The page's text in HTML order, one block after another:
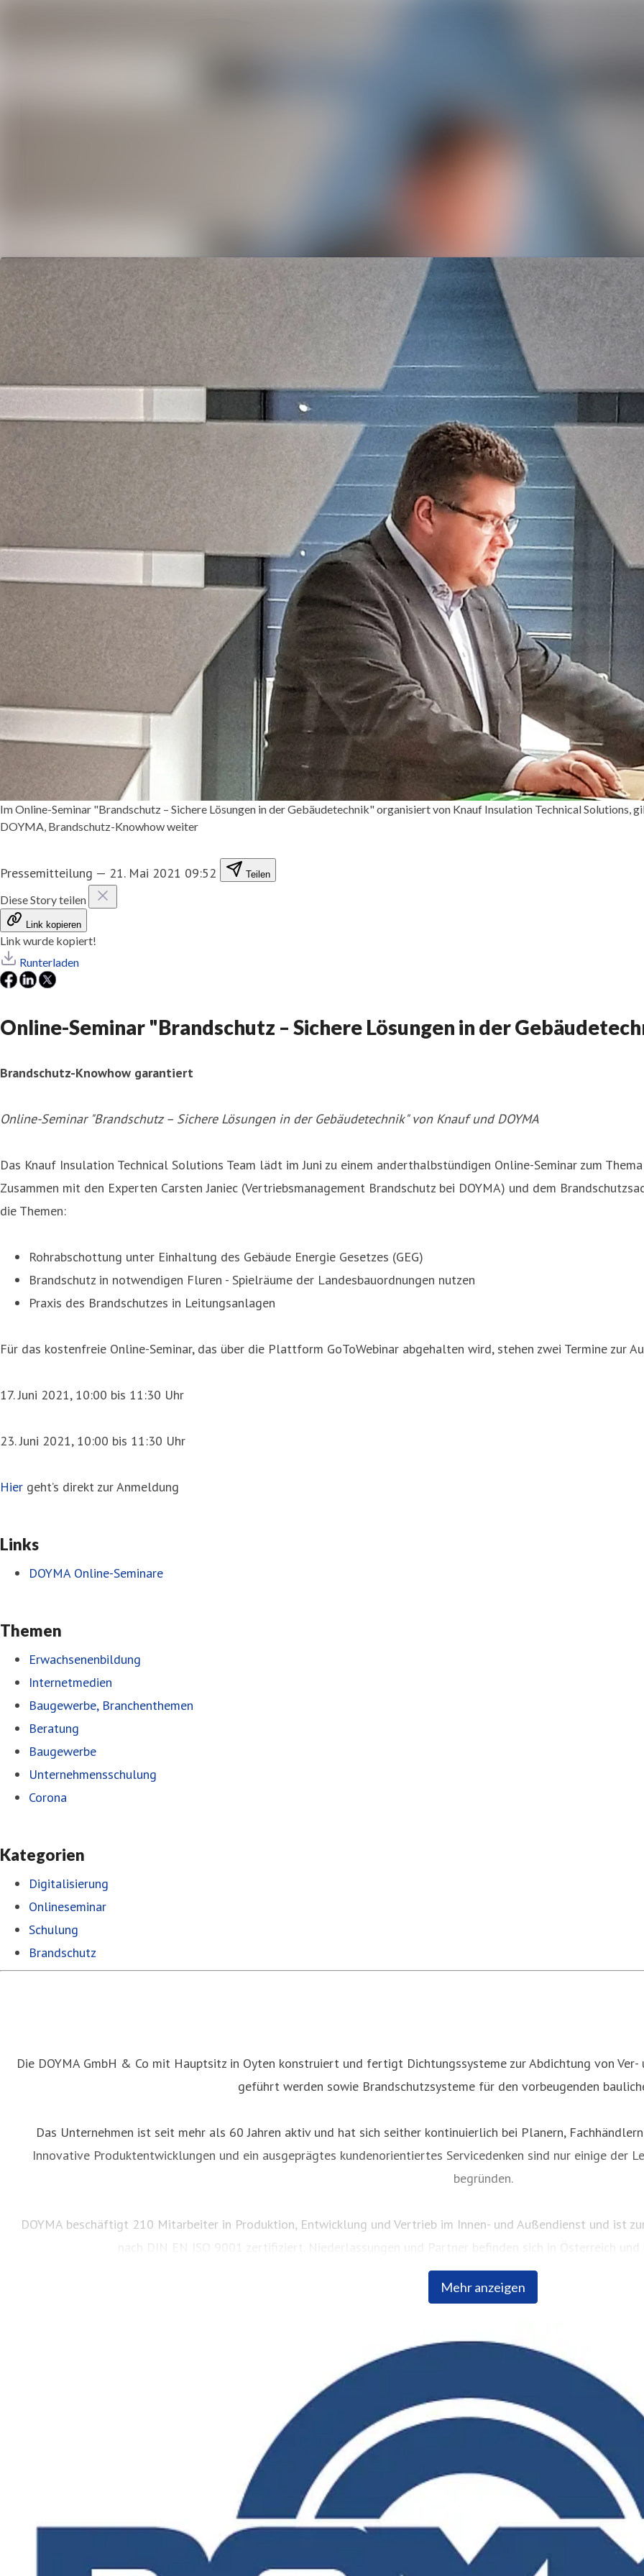
Im Online-Seminar "Brandschutz – Sichere Lösungen in der Gebäudetechnik" organisiert von Knauf Insulation Technical Solutions,
DOYMA, Brandschutz-Knowhow weiter
Pressemitteilung — 21. Mai 2021 09:52 Teilen
Diese Story teilen
Link kopieren
Link wurde kopiert!
Runterladen
Online-Seminar "Brandschutz – Sichere Lösungen in der
Brandschutz-Knowhow garantiert
Online-Seminar "Brandschutz – Sichere Lösungen in der Gebäudetechnik" von Knauf und DOYMA
Das Knauf Insulation Technical Solutions Team lädt im Juni zu einem anderthalbstündigen Online-Seminar zum
Zusammen mit den Experten Carsten Janiec (Vertriebsmanagement Brandschutz bei DOYMA) und dem
die Themen:
Rohrabschottung unter Einhaltung des Gebäude Energie Gesetzes (GEG)
Brandschutz in notwendigen Fluren - Spielräume der Landesbauordnungen nutzen
Praxis des Brandschutzes in Leitungsanlagen
Für das kostenfreie Online-Seminar, das über die Plattform GoToWebinar abgehalten wird, stehen zwei Termine zur
17. Juni 2021, 10:00 bis 11:30 Uhr
23. Juni 2021, 10:00 bis 11:30 Uhr
Hier geht’s direkt zur Anmeldung
Links
DOYMA Online-Seminare
Themen
Erwachsenenbildung
Internetmedien
Baugewerbe, Branchenthemen
Beratung
Baugewerbe
Unternehmensschulung
Corona
Kategorien
Digitalisierung
Onlineseminar
Schulung
Brandschutz
Die DOYMA GmbH & Co mit Hauptsitz in Oyten konstruiert und fertigt Dichtungssysteme zur Abdichtung von
geführt werden sowie Brandschutzsysteme für den vorbeugenden
Das Unternehmen ist seit mehr als 60 Jahren aktiv und hat sich seither kontinuierlich bei Planern,
Innovative Produktentwicklungen und ein ausgeprägtes kundenorientiertes Servicedenken sind nur einige der
begründen.
DOYMA beschäftigt 210 Mitarbeiter in Produktion, Entwicklung und Vertrieb im Innen- und Außendienst und ist
nach DIN EN ISO 9001 zertifiziert. Niederlassungen und Partner befinden sich in Österreich und
Mehr anzeigen